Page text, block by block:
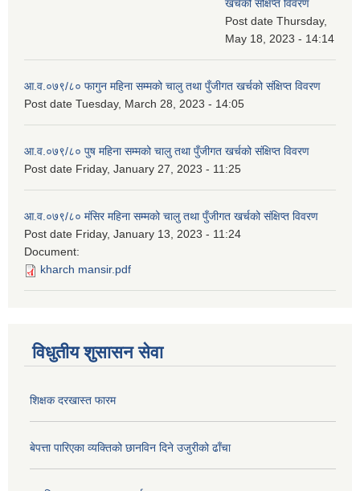
खर्चको संक्षिप्त विवरण
Post date Thursday,
May 18, 2023 - 14:14
आ.व.०७९/८० फागुन महिना सम्मको चालु तथा पुँजीगत खर्चको संक्षिप्त विवरण
Post date Tuesday, March 28, 2023 - 14:05
आ.व.०७९/८० पुष महिना सम्मको चालु तथा पुँजीगत खर्चको संक्षिप्त विवरण
Post date Friday, January 27, 2023 - 11:25
आ.व.०७९/८० मंसिर महिना सम्मको चालु तथा पुँजीगत खर्चको संक्षिप्त विवरण
Post date Friday, January 13, 2023 - 11:24
Document:
kharch mansir.pdf
विधुतीय शुसासन सेवा
शिक्षक दरखास्त फारम
बेपत्ता पारिएका व्यक्तिको छानविन दिने उजुरीको ढाँचा